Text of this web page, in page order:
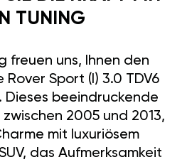
TUNING
freuen uns, Ihnen den
Sport (I) 3.0 TDV6
Dieses beeindruckende
2005 und 2013,
mit luxuriösem
das Aufmerksamkeit